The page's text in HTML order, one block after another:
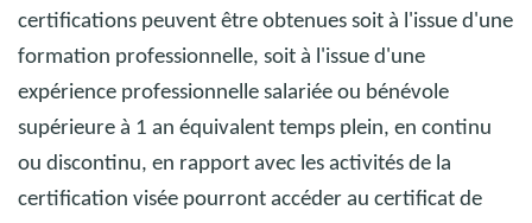
certifications peuvent être obtenues soit à l'issue d'une
formation professionnelle, soit à l'issue d'une
expérience professionnelle salariée ou bénévole
supérieure à 1 an équivalent temps plein, en continu
ou discontinu, en rapport avec les activités de la
certification visée pourront accéder au certificat de